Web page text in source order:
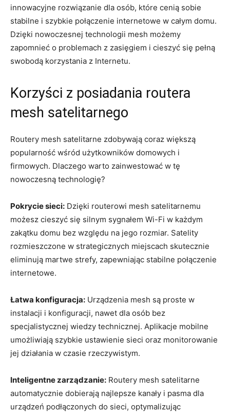
innowacyjne rozwiązanie dla osób, które cenią sobie
stabilne i szybkie połączenie internetowe w całym domu.
Dzięki nowoczesnej technologii mesh możemy
zapomnieć o problemach z zasięgiem i cieszyć się pełną
swobodą korzystania z Internetu.
Korzyści z posiadania routera
mesh satelitarnego
Routery mesh satelitarne zdobywają coraz większą
popularność wśród użytkowników domowych i
firmowych. Dlaczego warto zainwestować w tę
nowoczesną technologię?
Pokrycie sieci: Dzięki routerowi mesh satelitarnemu
możesz cieszyć się silnym sygnałem Wi-Fi w każdym
zakątku domu bez względu na jego rozmiar. Satelity
rozmieszczone w strategicznych miejscach skutecznie
eliminują martwe strefy, zapewniając stabilne połączenie
internetowe.
Łatwa konfiguracja: Urządzenia mesh są proste w
instalacji i konfiguracji, nawet dla osób bez
specjalistycznej wiedzy technicznej. Aplikacje mobilne
umożliwiają szybkie ustawienie sieci oraz monitorowanie
jej działania w czasie rzeczywistym.
Inteligentne zarządzanie: Routery mesh satelitarne
automatycznie dobierają najlepsze kanały i pasma dla
urządzeń podłączonych do sieci, optymalizując